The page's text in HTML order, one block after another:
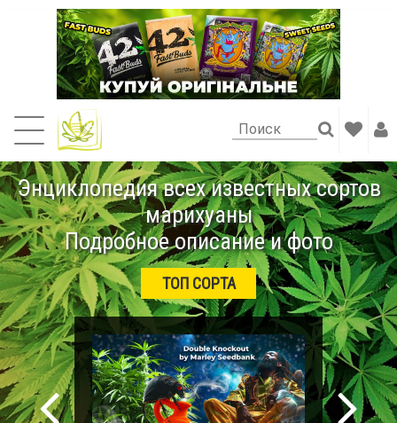
Энциклопедия всех известных сортов
марихуаны
Подробное описание и фото
ТОП СОРТА